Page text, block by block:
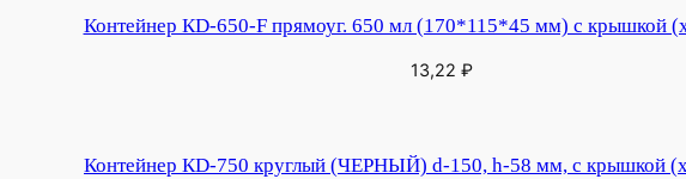
Контейнер КD-650-F прямоуг. 650 мл (170*115*45 мм) с крышкой
13,22 ₽
Контейнер КD-750 круглый (ЧЕРНЫЙ) d-150, h-58 мм, с крышкой